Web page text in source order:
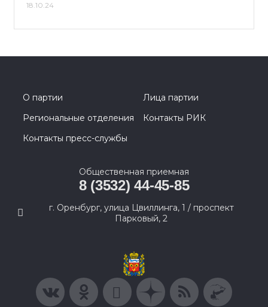
18.10.24
О партии
Лица партии
Региональные отделения
Контакты РИК
Контакты пресс-службы
Общественная приемная
8 (3532) 44-45-85
г. Оренбург, улица Цвиллинга, 1 / проспект
Парковый, 2